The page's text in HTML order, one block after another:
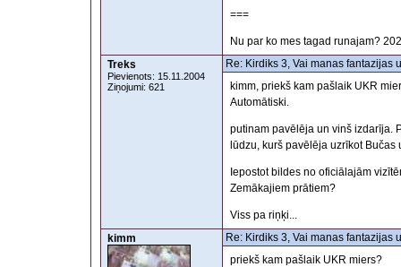
===
Nu par ko mes tagad runajam?
Treks
Pievienots: 15.11.2004
Ziņojumi: 621
Re: Kirdiks 3, Vai manas fantazijas
kimm, priekš kam pašlaik UKR
Automātiski.
putinam pavēlēja un vinš izdarīja.
lūdzu, kurš pavēlēja uzrīkot
Iepostot bildes no oficiālajām
Zemākajiem prātiem?
Viss pa riņķi...
kimm
Re: Kirdiks 3, Vai manas fantazijas
priekš kam pašlaik UKR miers?